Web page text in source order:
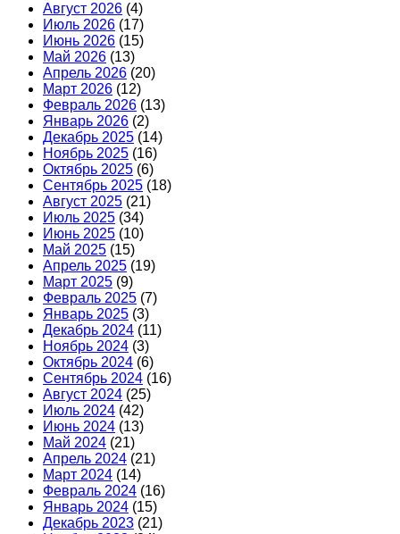
Август 2026 (4)
Июль 2026 (17)
Июнь 2026 (15)
Май 2026 (13)
Апрель 2026 (20)
Март 2026 (12)
Февраль 2026 (13)
Январь 2026 (2)
Декабрь 2025 (14)
Ноябрь 2025 (16)
Октябрь 2025 (6)
Сентябрь 2025 (18)
Август 2025 (21)
Июль 2025 (34)
Июнь 2025 (10)
Май 2025 (15)
Апрель 2025 (19)
Март 2025 (9)
Февраль 2025 (7)
Январь 2025 (3)
Декабрь 2024 (11)
Ноябрь 2024 (3)
Октябрь 2024 (6)
Сентябрь 2024 (16)
Август 2024 (25)
Июль 2024 (42)
Июнь 2024 (13)
Май 2024 (21)
Апрель 2024 (21)
Март 2024 (14)
Февраль 2024 (16)
Январь 2024 (15)
Декабрь 2023 (21)